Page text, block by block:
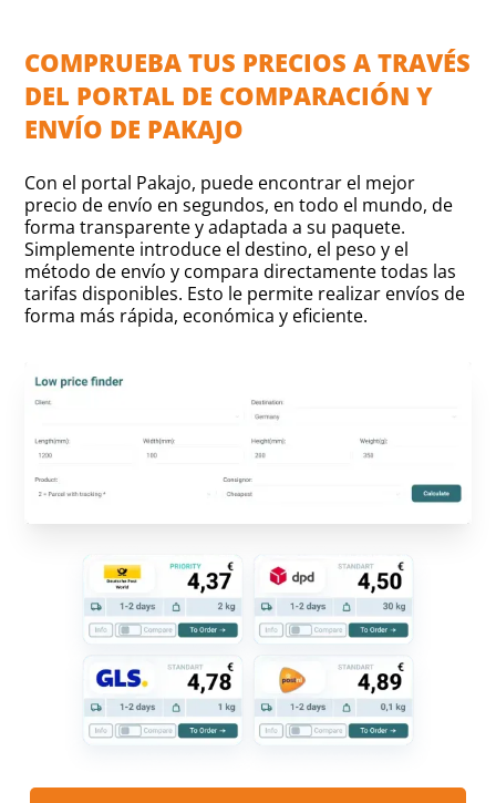
COMPRUEBA TUS PRECIOS A TRAVÉS
DEL PORTAL DE COMPARACIÓN Y
ENVÍO DE PAKAJO
Con el portal Pakajo, puede encontrar el mejor
precio de envío en segundos, en todo el mundo, de
forma transparente y adaptada a su paquete.
Simplemente introduce el destino, el peso y el
método de envío y compara directamente todas las
tarifas disponibles. Esto le permite realizar envíos de
forma más rápida, económica y eficiente.